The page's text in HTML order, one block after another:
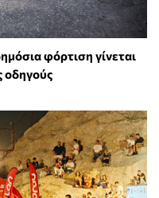
φόρτιση γίνεται
οδηγούς